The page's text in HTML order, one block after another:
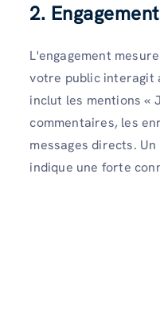
2. Engagement
L'engagement
votre public interagit
inclut les mentions «
commentaires, les
messages directs.
indique une forte